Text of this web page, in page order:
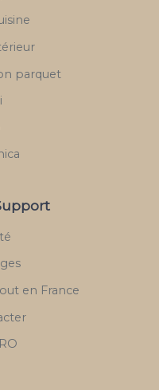
parquet
en France